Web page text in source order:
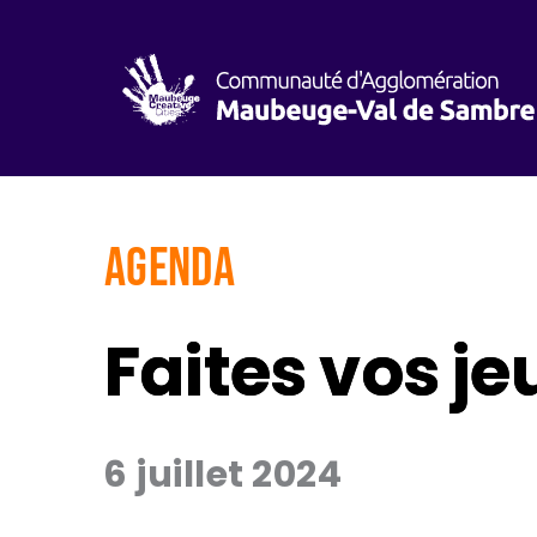
AGENDA
Faites vos
6 juillet 2024